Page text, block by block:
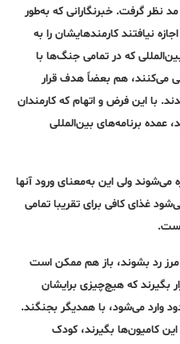
نظر گرفت. خبرنگارانی که به‌طور
نیافتند کارمندهایشان را به
که در تمامی جنگ‌ها با
می‌کنند، هم بعضاً هدف قرار
با این فرض و اتهام که کارمندان
عمده برنامه‌های بین‌المللی
می‌شوند ولی این به‌معنای ورود آنها
غذای کافی برای تقریبا تمامی
مرز رد بشوند، باز هم ممکن است
بگیرند که هیچ‌چیزی برایشان
وارد می‌شود، با همدیگر بجنگند.
کامیون‌ها بگیرند، کودک